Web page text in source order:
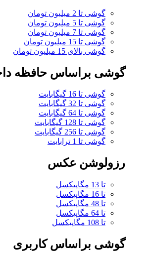
گوشی تا 2 میلیون تومان
گوشی تا 5 میلیون تومان
گوشی تا 7 میلیون تومان
گوشی تا 15 میلیون تومان
گوشی بالای 15 میلیون تومان
گوشی براساس حافظه
گوشی تا 16 گیگابایت
گوشی تا 32 گیگابایت
گوشی تا 64 گیگابایت
گوشی تا 128 گیگابایت
گوشی تا 256 گیگابایت
گوشی تا 1 ترابایت
رزولوشن عکس
تا 13 مگاپیکسل
تا 16 مگاپیکسل
تا 48 مگاپیکسل
تا 64 مگاپیکسل
تا 108 مگاپیکسل
گوشی براساس کاربری